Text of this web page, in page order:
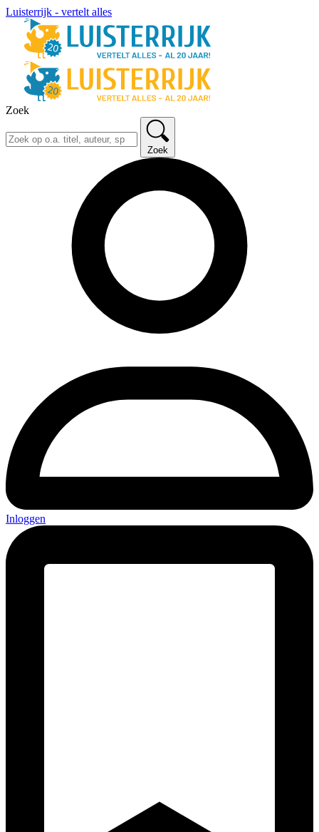
Luisterrijk - vertelt alles
Zoek
Zoek
Inloggen